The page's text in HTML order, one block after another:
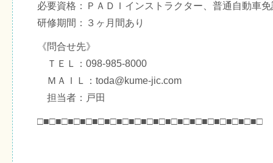
必要資格：ＰＡＤＩインストラクター、普通自動車
研修期間：３ヶ月間あり
《問合せ先》
ＴＥＬ：098-985-8000
ＭＡＩＬ：toda@kume-jic.com
担当者：戸田
□■□■□■□■□■□■□■□■□■□■□■□■□■□■□■□■□■□■□